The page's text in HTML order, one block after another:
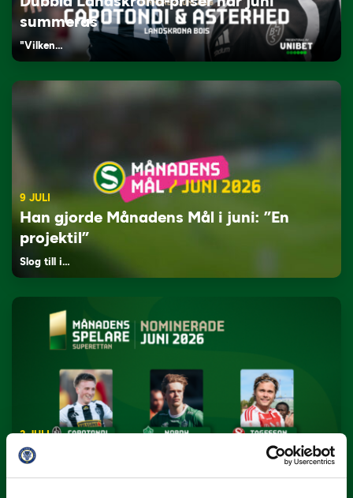
summeras
"Vilken…
9 JULI
Han gjorde Månadens Mål i juni: ”En
projektil”
Slog till i…
3 JULI
Rösta på Månadens Spelare i juni
Yttrar gör…